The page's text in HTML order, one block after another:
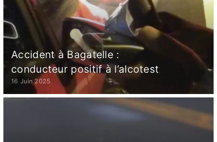
Accident à Bagatelle :
conducteur positif à l’alcotest
16 Juin 2025